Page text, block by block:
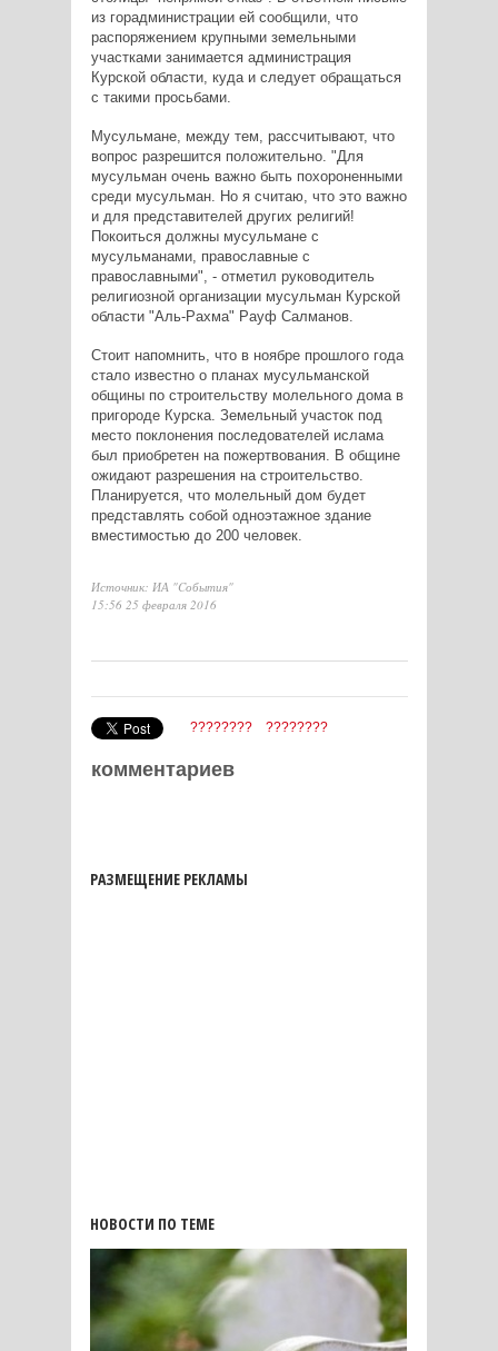
из горадминистрации ей сообщили, что
распоряжением крупными земельными
участками занимается администрация
Курской области, куда и следует обращаться
с такими просьбами.
Мусульмане, между тем, рассчитывают, что
вопрос разрешится положительно. "Для
мусульман очень важно быть похороненными
среди мусульман. Но я считаю, что это важно
и для представителей других религий!
Покоиться должны мусульмане с
мусульманами, православные с
православными", - отметил руководитель
религиозной организации мусульман Курской
области "Аль-Рахма" Рауф Салманов.
Стоит напомнить, что в ноябре прошлого года
стало известно о планах мусульманской
общины по строительству молельного дома в
пригороде Курска. Земельный участок под
место поклонения последователей ислама
был приобретен на пожертвования. В общине
ожидают разрешения на строительство.
Планируется, что молельный дом будет
представлять собой одноэтажное здание
вместимостью до 200 человек.
Источник: ИА "Cобытия"
15:56 25 февраля 2016
???????? ????????
комментариев
РАЗМЕЩЕНИЕ РЕКЛАМЫ
НОВОСТИ ПО ТЕМЕ